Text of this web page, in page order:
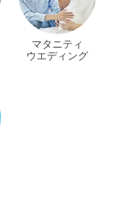
マタニティ
ウエディング